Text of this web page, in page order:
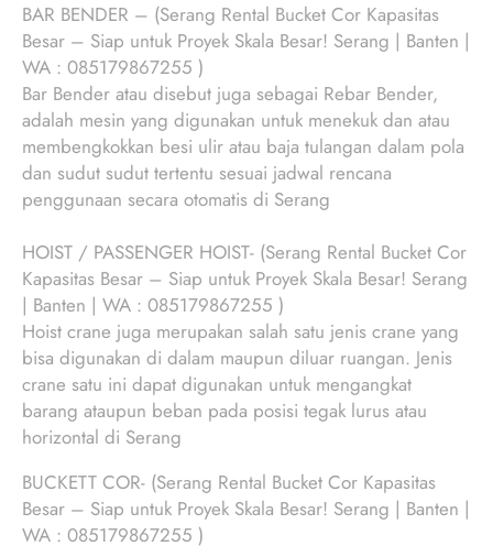
BAR BENDER – (Serang Rental Bucket Cor Kapasitas
Besar – Siap untuk Proyek Skala Besar! Serang | Banten |
WA : 085179867255 )
Bar Bender atau disebut juga sebagai Rebar Bender,
adalah mesin yang digunakan untuk menekuk dan atau
membengkokkan besi ulir atau baja tulangan dalam pola
dan sudut sudut tertentu sesuai jadwal rencana
penggunaan secara otomatis di Serang
HOIST / PASSENGER HOIST- (Serang Rental Bucket Cor
Kapasitas Besar – Siap untuk Proyek Skala Besar! Serang
| Banten | WA : 085179867255 )
Hoist crane juga merupakan salah satu jenis crane yang
bisa digunakan di dalam maupun diluar ruangan. Jenis
crane satu ini dapat digunakan untuk mengangkat
barang ataupun beban pada posisi tegak lurus atau
horizontal di Serang
BUCKETT COR- (Serang Rental Bucket Cor Kapasitas
Besar – Siap untuk Proyek Skala Besar! Serang | Banten |
WA : 085179867255 )